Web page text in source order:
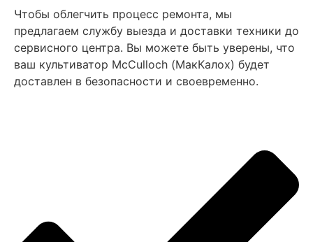
Чтобы облегчить процесс ремонта, мы
предлагаем службу выезда и доставки техники до
сервисного центра. Вы можете быть уверены, что
ваш культиватор MсCulloch (МакКалох) будет
доставлен в безопасности и своевременно.